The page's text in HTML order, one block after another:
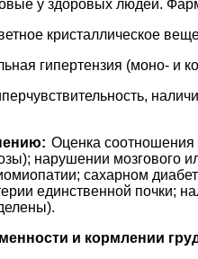
у здоровых людей.
кристаллическое
гипертензия (моно- и
Оценка соотношения
нарушении мозгового
сахарном
единственной почки;
и кормлении